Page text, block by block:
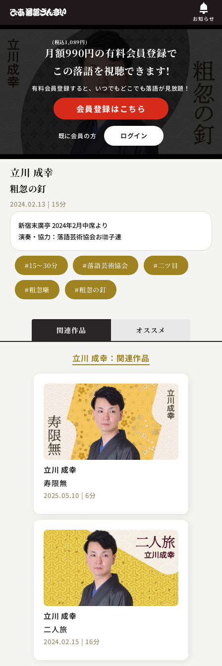
お知らせ
月額990円
(税込1,089円)
の有料会員登録で
この落語を視聴できます!
有料会員登録すると、いつでもどこでも落語が見放題！
会員登録はこちら
既に会員の方 ログイン
立川 成幸
粗忽の釘
2024.02.13 | 15分
新宿末廣亭 2024年2月中席より
演奏・協力：落語芸術協会お囃子連
#15～30分 #落語芸術協会 #二ツ目
#粗忽噺 #粗忽の釘
関連作品 オススメ
立川 成幸：関連作品
立川 成幸
寿限無
2025.05.10 | 6分
立川 成幸
二人旅
2024.02.15 | 16分
笑福亭 和光
ぜんざい公社
2023.12.18 | 15分
三遊亭 萬窓
締め込み
2023.04.29 | 16分